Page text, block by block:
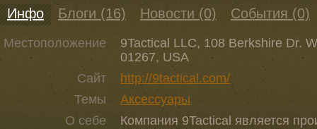
Инфо Блоги (16) Новости (0) События (0)
Местоположение
9Tactical LLC, 108 Berkshire Dr.
01267, USA
Сайт
http://9tactical.com/
Темы
Аксессуары
О себе
Компания 9Tactical является